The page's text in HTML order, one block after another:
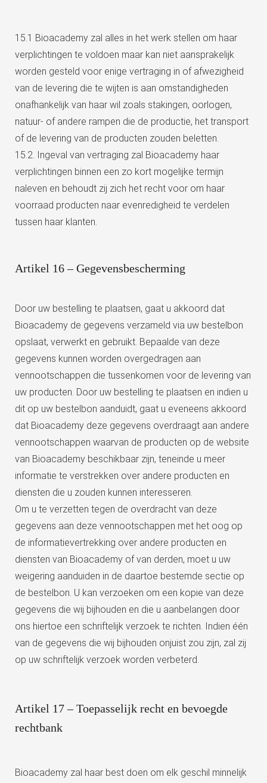
15.1 Bioacademy zal alles in het werk stellen om haar
verplichtingen te voldoen maar kan niet aansprakelijk
worden gesteld voor enige vertraging in of afwezigheid
van de levering die te wijten is aan omstandigheden
onafhankelijk van haar wil zoals stakingen, oorlogen,
natuur- of andere rampen die de productie, het transport
of de levering van de producten zouden beletten.
15.2. Ingeval van vertraging zal Bioacademy haar
verplichtingen binnen een zo kort mogelijke termijn
naleven en behoudt zij zich het recht voor om haar
voorraad producten naar evenredigheid te verdelen
tussen haar klanten.
Artikel 16 – Gegevensbescherming
Door uw bestelling te plaatsen, gaat u akkoord dat
Bioacademy de gegevens verzameld via uw bestelbon
opslaat, verwerkt en gebruikt. Bepaalde van deze
gegevens kunnen worden overgedragen aan
vennootschappen die tussenkomen voor de levering van
uw producten. Door uw bestelling te plaatsen en indien u
dit op uw bestelbon aanduidt, gaat u eveneens akkoord
dat Bioacademy deze gegevens overdraagt aan andere
vennootschappen waarvan de producten op de website
van Bioacademy beschikbaar zijn, teneinde u meer
informatie te verstrekken over andere producten en
diensten die u zouden kunnen interesseren.
Om u te verzetten tegen de overdracht van deze
gegevens aan deze vennootschappen met het oog op
de informatievertrekking over andere producten en
diensten van Bioacademy of van derden, moet u uw
weigering aanduiden in de daartoe bestemde sectie op
de bestelbon. U kan verzoeken om een kopie van deze
gegevens die wij bijhouden en die u aanbelangen door
ons hiertoe een schriftelijk verzoek te richten. Indien één
van de gegevens die wij bijhouden onjuist zou zijn, zal zij
op uw schriftelijk verzoek worden verbeterd.
Artikel 17 – Toepasselijk recht en bevoegde
rechtbank
Bioacademy zal haar best doen om elk geschil minnelijk